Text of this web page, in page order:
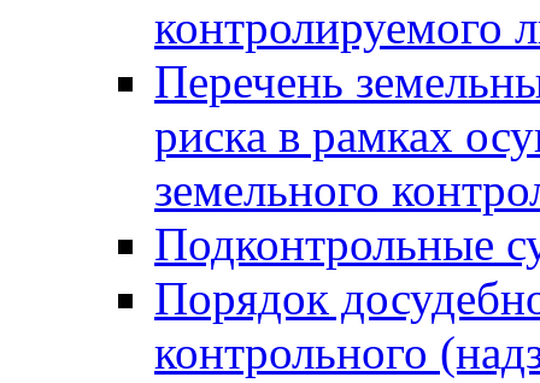
контролируемого
Перечень
риска в рамках
земельного
Подконтрольные
Порядок
контрольного